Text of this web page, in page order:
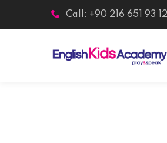
Call: +90 216 651 93 12